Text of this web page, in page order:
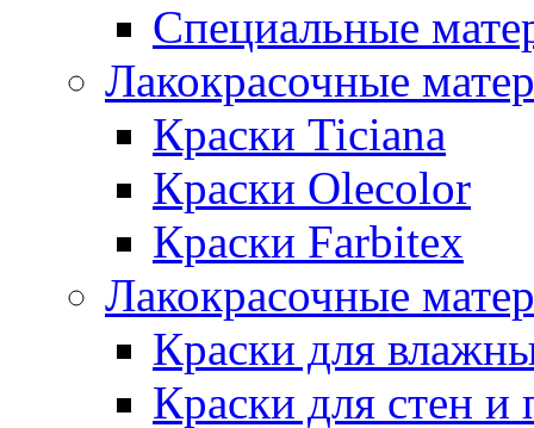
Специальные
Лакокрасочные
Краски Ticiana
Краски Olecolor
Краски Farbitex
Лакокрасочные
Краски для
Краски для стен и